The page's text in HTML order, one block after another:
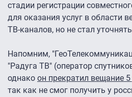
стадии регистрации
для оказания услуг в области
ТВ-каналов, но не стал
Напомним,
"Радуга ТВ" (оператор
однако он прекратил вещание
так как не смог получить у